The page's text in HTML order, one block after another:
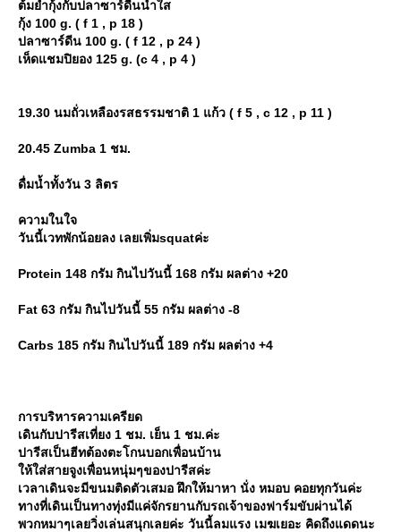
ต้มยำกุ้งกับปลาซาร์ดีนน้ำใส
กุ้ง 100 g. ( f 1 , p 18 )
ปลาซาร์ดีน 100 g. ( f 12 , p 24 )
เห็ดแชมปิยอง 125 g. (c 4 , p 4 )
19.30 นมถั่วเหลืองรสธรรมชาติ 1 แก้ว ( f 5 , c 12 , p 11 )
20.45 Zumba 1 ชม.
ดื่มน้ำทั้งวัน 3 ลิตร
ความในใจ
วันนี้เวทพักน้อยลง เลยเพิ่มsquatค่ะ
Protein 148 กรัม กินไปวันนี้ 168 กรัม ผลต่าง +20
Fat 63 กรัม กินไปวันนี้ 55 กรัม ผลต่าง -8
Carbs 185 กรัม กินไปวันนี้ 189 กรัม ผลต่าง +4
การบริหารความเครียด
เดินกับปารีสเที่ยง 1 ชม. เย็น 1 ชม.ค่ะ
ปารีสเป็นฮีทต้องตะโกนบอกเพื่อนบ้าน
ห้ใส่สายจูงเพื่อนหนุ่มๆของปารีสค่ะ
เวลาเดินจะมีขนมติดตัวเสมอ ฝึกให้มาหา นั่ง หมอบ คอยทุกวันค่ะ
ทางที่เดินเป็นทางทุ่งมีแค่จักรยานกับรถเจ้าของฟาร์มขับผ่านได้
พวกหมาๆเลยวิ่งเล่นสนุกเลยค่ะ วันนี้ลมแรง เมฆเยอะ คิดถึงแดดนะ